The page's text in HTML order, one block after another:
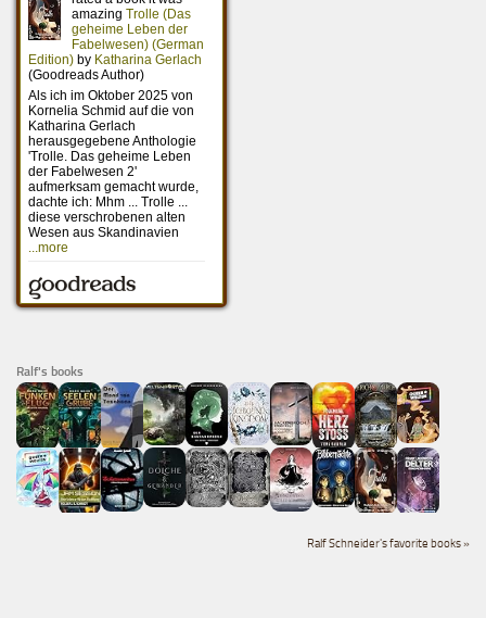
Ralf's books
Ralf Schneider's favorite books »